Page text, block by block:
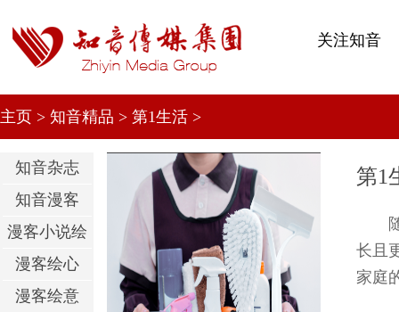
关注知音
主页 > 知音精品 > 第1生活 >
知音杂志
知音漫客
漫客小说绘
漫客绘心
漫客绘意
第1
长且
家庭